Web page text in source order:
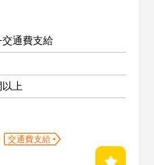
通費支給
以上
交通費支給